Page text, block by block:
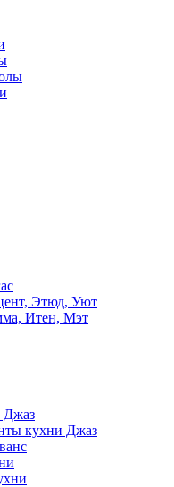
Этюд, Уют
Итен, Мэт
Джаз
кухни Джаз